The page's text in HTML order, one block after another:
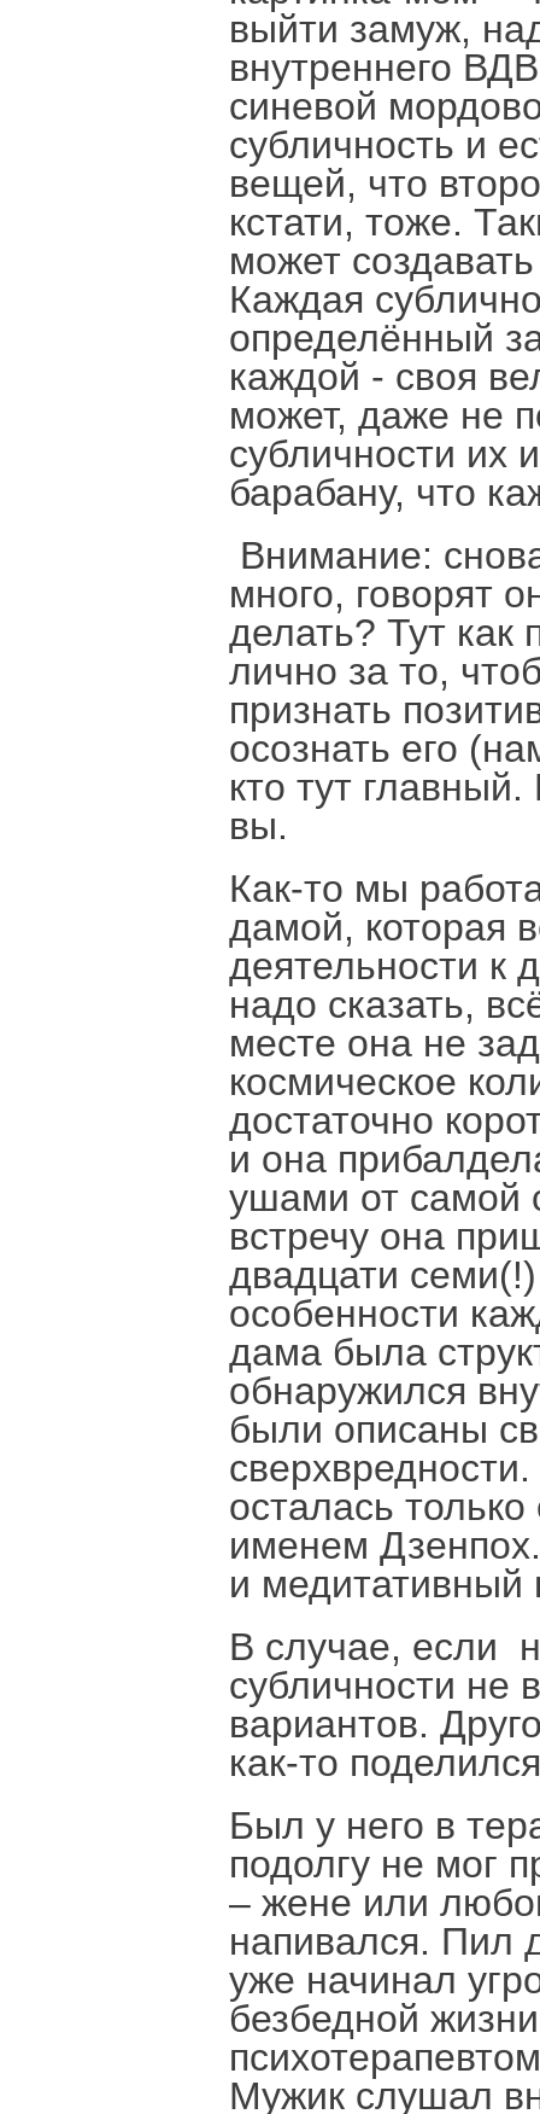
выйти замуж,
внутреннего
синевой
субличность и
вещей, что
кстати, тоже.
может
Каждая
определённый
каждой - своя
может, даже не
субличности их
барабану, что
Внимание:
много, говорят
делать? Тут как
лично за то,
признать
осознать его
кто тут
вы.
Как-то мы
дамой, которая
деятельности к
надо сказать,
месте она не
космическое
достаточно
и она
ушами от самой
встречу она
двадцати
особенности
дама была
обнаружился
были описаны
осталась
именем
и медитативный
В случае, если
субличности не
вариантов.
как-то
Был у него в
подолгу не мог
– жене или
напивался. Пил
уже начинал
безбедной
Мужик слушал